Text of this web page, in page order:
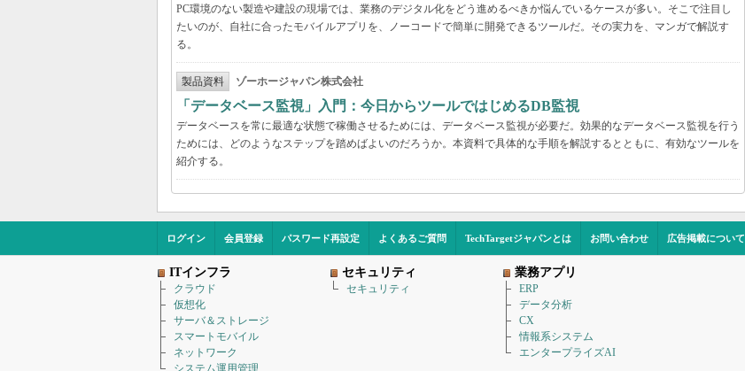
PC環境のない製造や建設の現場では、業務のデジタル化をどう進めるべきか悩んでいるケースが多い。そこで注目し
たいのが、自社に合ったモバイルアプリを、ノーコードで簡単に開発できるツールだ。その実力を、マンガで解説す
る。
製品資料 ゾーホージャパン株式会社
「データベース監視」入門：今日からツールではじめるDB監視
データベースを常に最適な状態で稼働させるためには、データベース監視が必要だ。効果的なデータベース監視を行う
ためには、どのようなステップを踏めばよいのだろうか。本資料で具体的な手順を解説するとともに、有効なツールを
紹介する。
ログイン 会員登録 パスワード再設定 よくあるご質問 TechTargetジャパンとは お問い合わせ 広告掲載について
ITインフラ
クラウド
仮想化
サーバ＆ストレージ
スマートモバイル
ネットワーク
セキュリティ
セキュリティ
業務アプリ
ERP
データ分析
CX
情報系システム
エンタープライズAI